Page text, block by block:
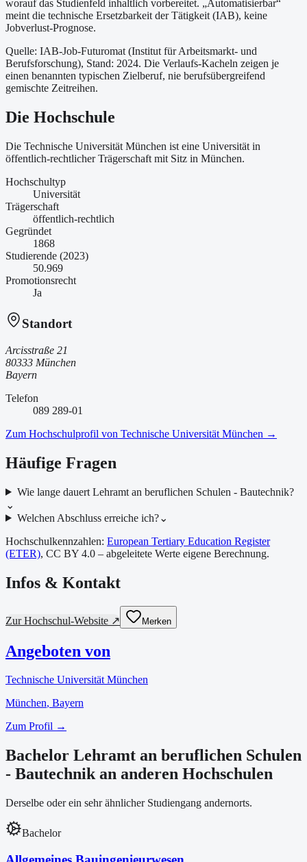
worauf das Studienfeld inhaltlich vorbereitet. „Automatisierbar“
meint die technische Ersetzbarkeit der Tätigkeit (IAB), keine
Jobverlust-Prognose.
Quelle: IAB-Job-Futuromat (Institut für Arbeitsmarkt- und
Berufsforschung), Stand: 2024. Die Verlaufs-Kacheln zeigen je
einen benannten typischen Zielberuf, nie berufsübergreifend
gemischte Zeitreihen.
Die Hochschule
Die Technische Universität München ist eine Universität in
öffentlich-rechtlicher Trägerschaft mit Sitz in München.
Hochschultyp
Universität
Trägerschaft
öffentlich-rechtlich
Gegründet
1868
Studierende (2023)
50.969
Promotionsrecht
Ja
Standort
Arcisstraße 21
80333 München
Bayern
Telefon
089 289-01
Zum Hochschulprofil von Technische Universität München →
Häufige Fragen
Wie lange dauert Lehramt an beruflichen Schulen - Bautechnik?
⌄
Welchen Abschluss erreiche ich?⌄
Hochschulkennzahlen: European Tertiary Education Register
(ETER), CC BY 4.0 – abgeleitete Werte eigene Berechnung.
Infos & Kontakt
Zur Hochschul-Website ↗ Merken
Angeboten von
Technische Universität München
München, Bayern
Zum Profil →
Bachelor Lehramt an beruflichen Schulen
- Bautechnik an anderen Hochschulen
Derselbe oder ein sehr ähnlicher Studiengang andernorts.
Bachelor